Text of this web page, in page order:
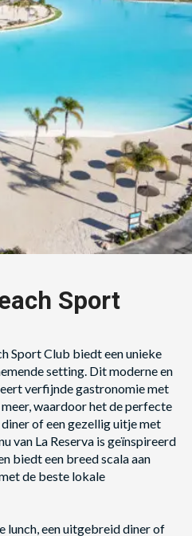
Sport
Sport Club biedt een unieke
setting. Dit moderne en
verfijnde gastronomie met
waardoor het de perfecte
of een gezellig uitje met
van La Reserva is geïnspireerd
biedt een breed scala aan
de beste lokale
lunch, een uitgebreid diner of